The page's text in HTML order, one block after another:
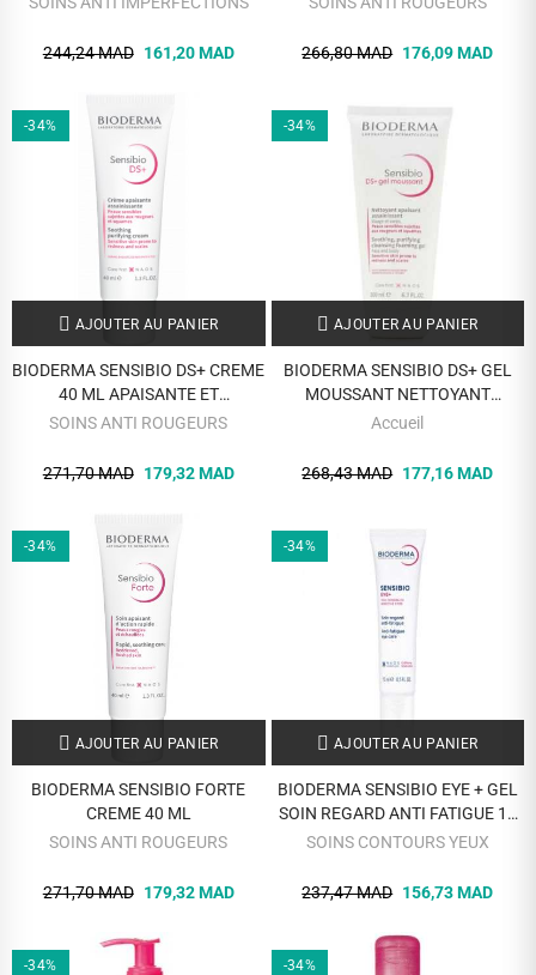
244,24 MAD 161,20 MAD 266,80 MAD 176,09 MAD
-34%
AJOUTER AU PANIER
BIODERMA SENSIBIO DS+ CREME
40 ML APAISANTE ET
ASSAINISSANTE
SOINS ANTI ROUGEURS
271,70 MAD 179,32 MAD
-34%
AJOUTER AU PANIER
BIODERMA SENSIBIO DS+ GEL
MOUSSANT NETTOYANT
APAISANT 200 ML VISAGE ET
Accueil
268,43 MAD 177,16 MAD
-34%
AJOUTER AU PANIER
BIODERMA SENSIBIO FORTE
CREME 40 ML
SOINS ANTI ROUGEURS
271,70 MAD 179,32 MAD
-34%
AJOUTER AU PANIER
BIODERMA SENSIBIO EYE + GEL
SOIN REGARD ANTI FATIGUE 15
ML
SOINS CONTOURS YEUX
237,47 MAD 156,73 MAD
-34% -34%